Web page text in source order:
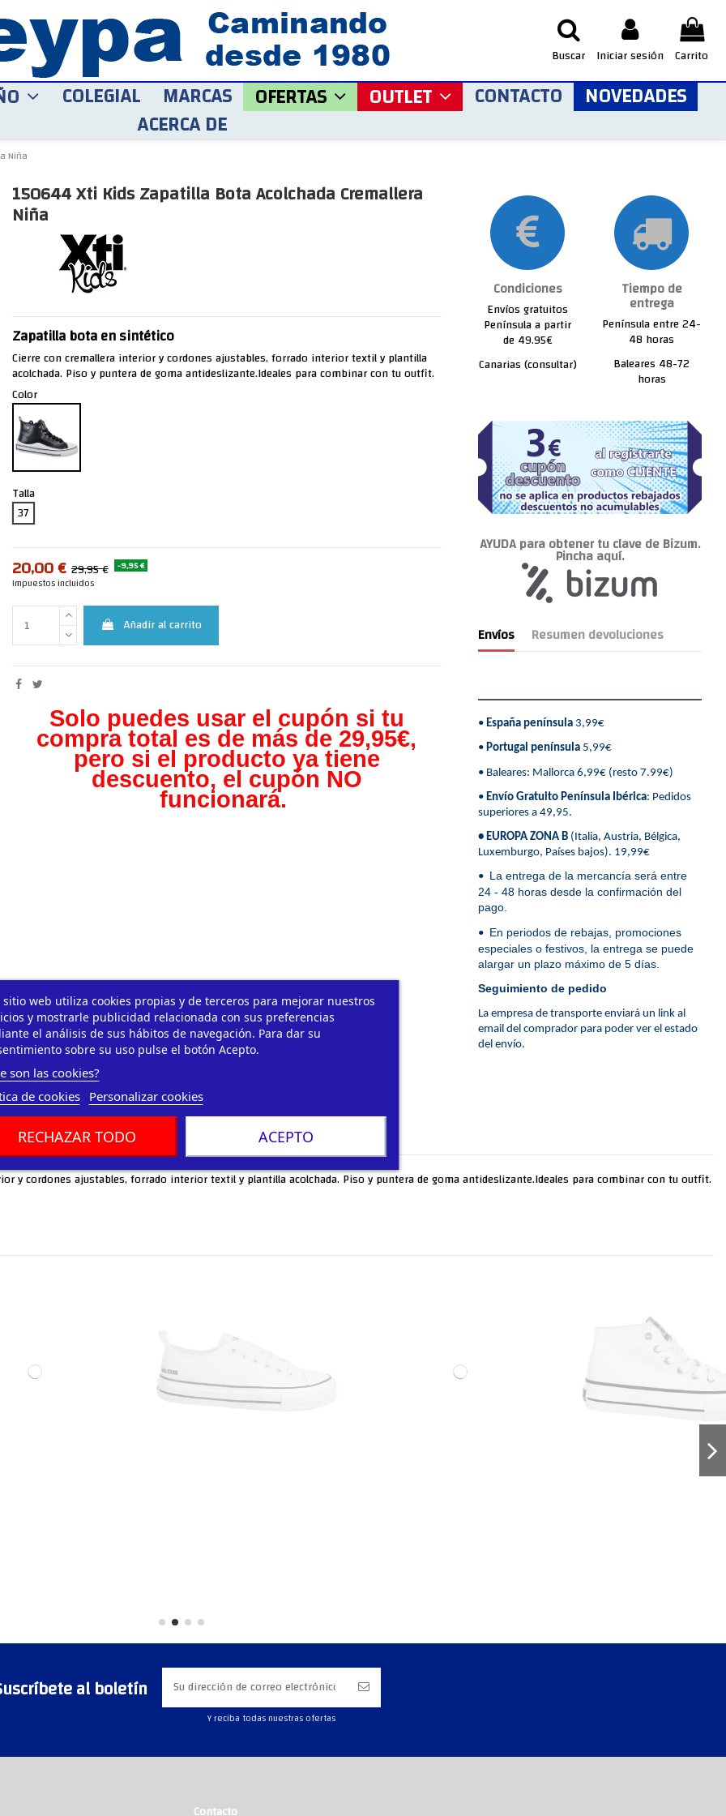
Buscar Iniciar sesión Carrito
sitio web utiliza cookies propias y de terceros para mejorar nuestros
y mostrarle publicidad relacionada con sus preferencias
el análisis de sus hábitos de navegación. Para dar su
sobre su uso pulse el botón Acepto.
son las cookies?
de cookies
Personalizar cookies
RECHAZAR TODO ACEPTO
COLEGIAL MARCAS OFERTAS OUTLET CONTACTO NOVEDADES
ACERCA DE
Niña
150644 Xti Kids Zapatilla Bota Acolchada Cremallera
Niña
Zapatilla bota en sintético
Cierre con cremallera interior y cordones ajustables, forrado interior textil y plantilla
acolchada. Piso y puntera de goma antideslizante.Ideales para combinar con tu outfit.
Color
Talla
37
20,00 € 29,95 € -9,95 €
Impuestos incluidos
Añadir al carrito
Solo puedes usar el cupón si tu
compra total es de más de 29,95€,
pero si el producto ya tiene
descuento, el cupón NO
funcionará.
Condiciones
Envíos gratuitos
Península a partir
de 49.95€
Canarias (consultar)
Tiempo de
entrega
Península entre 24-
48 horas
Baleares 48-72
horas
AYUDA para obtener tu clave de Bizum.
Pincha aquí.
Envíos Resumen devoluciones
• España península3,99€
• Portugal península5,99€
• Baleares: Mallorca 6,99€ (resto 7.99€)
• Envío Gratuito Península Ibérica: Pedidos
superiores a 49,95.
• EUROPA ZONA B(Italia, Austria, Bélgica,
Luxemburgo, Países bajos). 19,99€
• La entrega de la mercancía será entre
24 - 48 horas desde la confirmación del
pago.
• En periodos de rebajas, promociones
especiales o festivos, la entrega se puede
alargar un plazo máximo de 5 días.
Seguimiento de pedido
La empresa de transporte enviará un link al
email del comprador para poder ver el estado
del envío.
y cordones ajustables, forrado interior textil y plantilla acolchada. Piso y puntera de goma antideslizante.Ideales para combinar con tu outfit.
al boletín
Y reciba todas nuestras ofertas